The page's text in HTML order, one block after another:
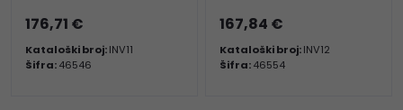
176,71 €
Kataloški broj:INV11
Šifra:46546
167,84 €
Kataloški broj:INV12
Šifra:46554